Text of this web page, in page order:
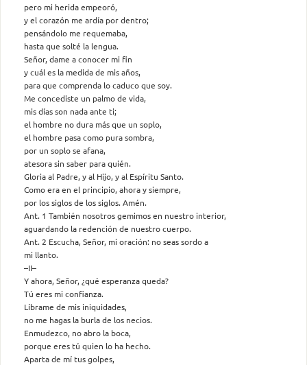
pero mi herida empeoró,
y el corazón me ardía por dentro;
pensándolo me requemaba,
hasta que solté la lengua.
Señor, dame a conocer mi fin
y cuál es la medida de mis años,
para que comprenda lo caduco que soy.
Me concediste un palmo de vida,
mis días son nada ante ti;
el hombre no dura más que un soplo,
el hombre pasa como pura sombra,
por un soplo se afana,
atesora sin saber para quién.
Gloria al Padre, y al Hijo, y al Espíritu Santo.
Como era en el principio, ahora y siempre,
por los siglos de los siglos. Amén.
Ant. 1 También nosotros gemimos en nuestro interior,
aguardando la redención de nuestro cuerpo.
Ant. 2 Escucha, Señor, mi oración: no seas sordo a
mi llanto.
–II–
Y ahora, Señor, ¿qué esperanza queda?
Tú eres mi confianza.
Líbrame de mis iniquidades,
no me hagas la burla de los necios.
Enmudezco, no abro la boca,
porque eres tú quien lo ha hecho.
Aparta de mí tus golpes,